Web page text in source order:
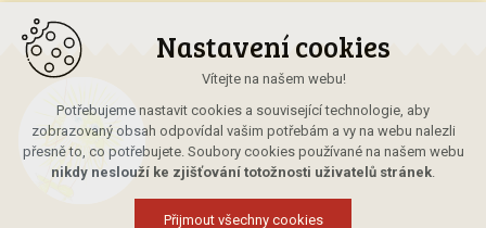
Nastavení cookies
Vítejte na našem webu!
Potřebujeme nastavit cookies a související technologie, aby
zobrazovaný obsah odpovídal vašim potřebám a vy na webu nalezli
přesně to, co potřebujete. Soubory cookies používané na našem webu
nikdy neslouží ke zjišťování totožnosti uživatelů stránek.
Přijmout všechny cookies